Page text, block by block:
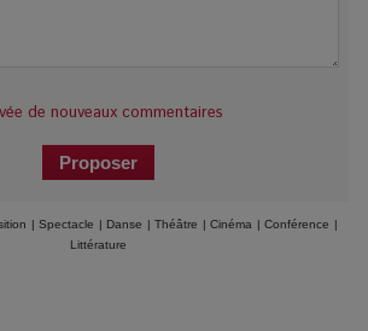
de nouveaux commentaires
| Spectacle | Danse | Théâtre | Cinéma | Conférence |
Littérature